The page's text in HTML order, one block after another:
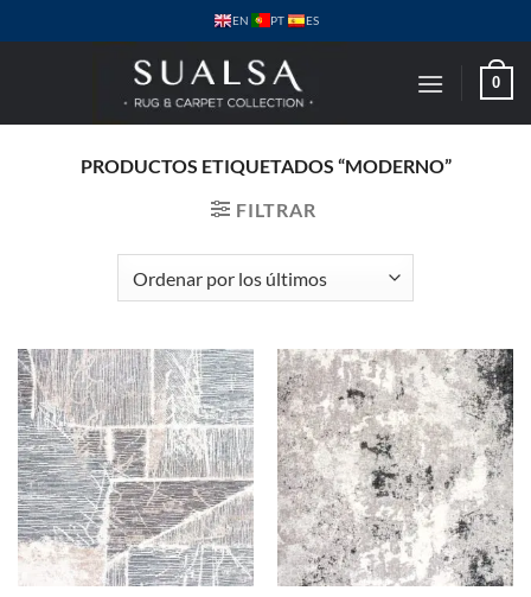
al
EN PT ES
0
PRODUCTOS ETIQUETADOS “MODERNO”
FILTRAR